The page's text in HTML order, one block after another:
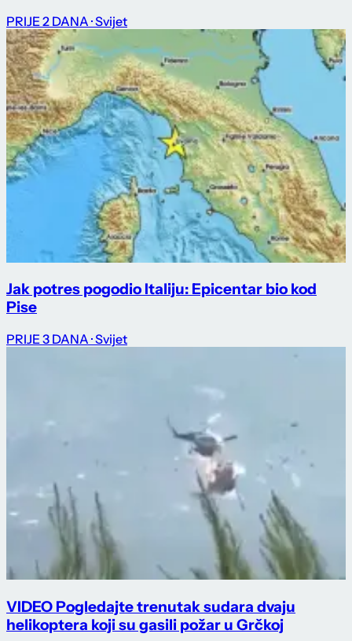
PRIJE 2 DANA · Svijet
Jak potres pogodio Italiju: Epicentar bio kod
Pise
PRIJE 3 DANA · Svijet
VIDEO Pogledajte trenutak sudara dvaju
helikoptera koji su gasili požar u Grčkoj